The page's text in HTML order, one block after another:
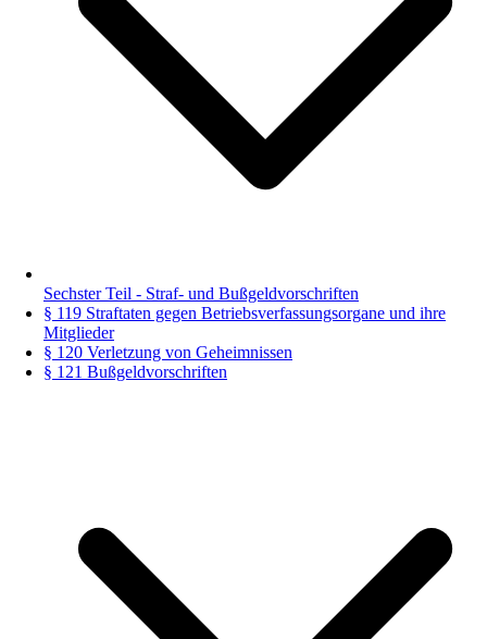
Sechster Teil - Straf- und Bußgeldvorschriften
§ 119 Straftaten gegen Betriebsverfassungsorgane und ihre
Mitglieder
§ 120 Verletzung von Geheimnissen
§ 121 Bußgeldvorschriften